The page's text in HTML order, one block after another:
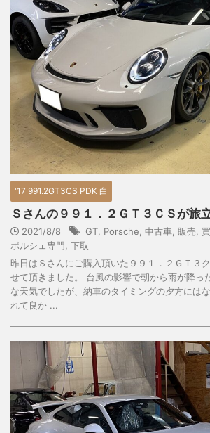
'17 991.2GT3CS PDK 白
Ｓさんの９９１．２ＧＴ３ＣＳが旅
2021/8/8 GT Porsche 中古車 販売
ポルシェ専門 下取
昨日はＳさんにご購入頂いた９９１．２ＧＴ３
せて頂きました。 台風の影響で朝から雨が降っ
な天気でしたが、納車のタイミングの夕方には
れて良か ...